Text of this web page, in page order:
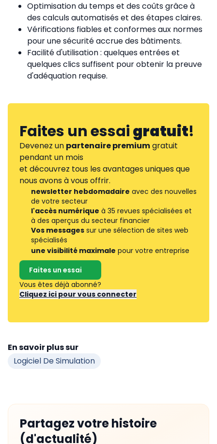
Optimisation du temps et des coûts grâce à
des calculs automatisés et des étapes claires.
Vérifications fiables et conformes aux normes
pour une sécurité accrue des bâtiments.
Facilité d'utilisation : quelques entrées et
quelques clics suffisent pour obtenir la preuve
d'adéquation requise.
Faites un essaigratuit!
Devenez un partenaire premiumgratuit
pendant un mois
et découvrez tous les avantages uniques que
nous avons à vous offrir.
newsletter hebdomadaire avec des nouvelles
de votre secteur
l'accès numérique à 35 revues spécialisées et
à des aperçus du secteur financier
Vos messages sur une sélection de sites web
spécialisés
une visibilité maximale pour votre entreprise
Faites un essai
Vous êtes déjà abonné?
Cliquez ici pour vous connecter
En savoir plus sur
Logiciel De Simulation
Partagez votre histoire
(d'actualité)